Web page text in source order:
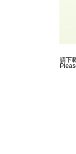
請下